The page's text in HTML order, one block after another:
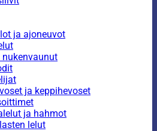
ja ajoneuvot
nukenvaunut
ja keppihevoset
ja hahmot
lelut